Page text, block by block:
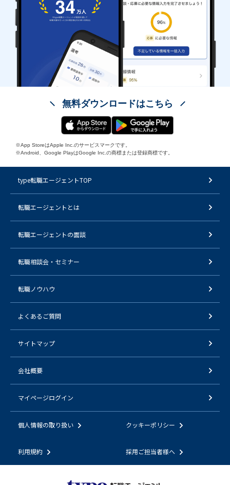
無料ダウンロードはこちら
※App StoreはApple Inc.のサービスマークです。
※Android、Google PlayはGoogle Inc.の商標または登録商標です。
type転職エージェントTOP
転職エージェントとは
転職エージェントの面談
転職相談会・セミナー
転職ノウハウ
よくあるご質問
サイトマップ
会社概要
マイページログイン
個人情報の取り扱い クッキーポリシー
利用規約 採用ご担当者様へ